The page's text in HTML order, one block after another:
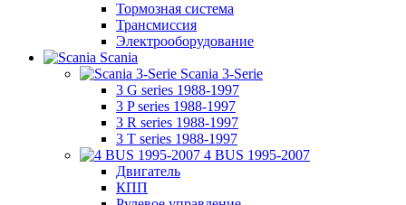
Тормозная система
Трансмиссия
Электрооборудование
Scania
Scania 3-Serie
3 G series 1988-1997
3 P series 1988-1997
3 R series 1988-1997
3 T series 1988-1997
4 BUS 1995-2007
Двигатель
КПП